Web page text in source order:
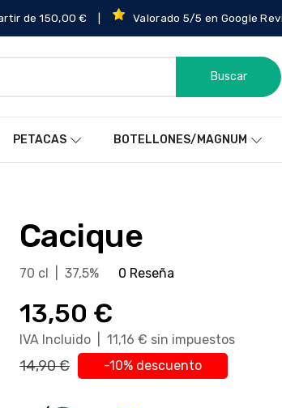
de 150,00 € Valorado 5/5 en Google
Buscar
PETACAS BOTELLONES/MAGNUM
Cacique
70 cl | 37,5% 0 Reseña
13,50 €
IVA Incluido | 11,16 € sin impuestos
14,90 € -10% descuento